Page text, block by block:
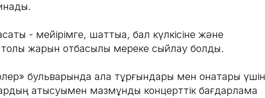
- мейірімге, шаттыққа, бал күлкісіне және
жарқын отбасылық мереке сыйлау болды.
бульварында қала тұрғындары мен қонақтары үшін
қатысуымен мазмұнды концерттік бағдарлама